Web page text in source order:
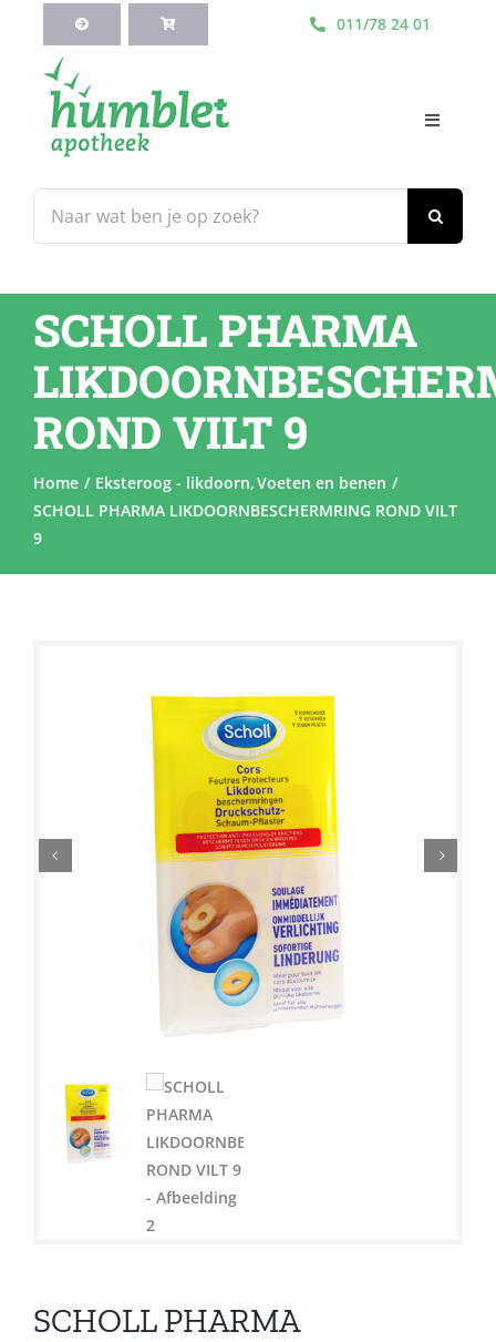
inhoud
011/78 24 01
naar:
Toggle
Webshop
Blog
Diensten
SCHOLL PHARMA
ROND VILT 9
Home Eksteroog - likdoorn Voeten en benen
SCHOLL PHARMA LIKDOORNBESCHERMRING ROND VILT
9
SCHOLL PHARMA